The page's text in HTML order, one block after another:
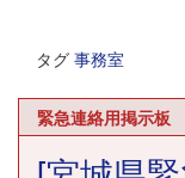
タグ 事務室
緊急連絡用掲示板